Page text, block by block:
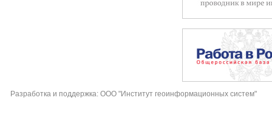
Разработка и поддержка: ООО "Институт геоинформационных систем"